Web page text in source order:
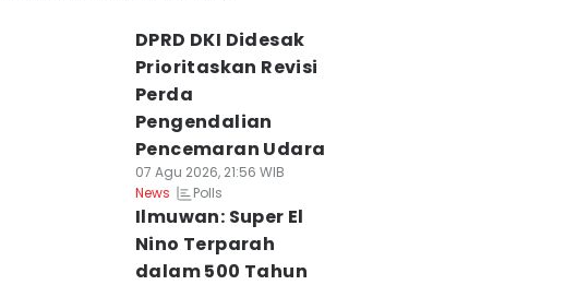
DPRD DKI Didesak
Prioritaskan Revisi
Perda
Pengendalian
Pencemaran Udara
07 Agu 2026, 21:56 WIB
News
Polls
Ilmuwan: Super El
Nino Terparah
dalam 500 Tahun